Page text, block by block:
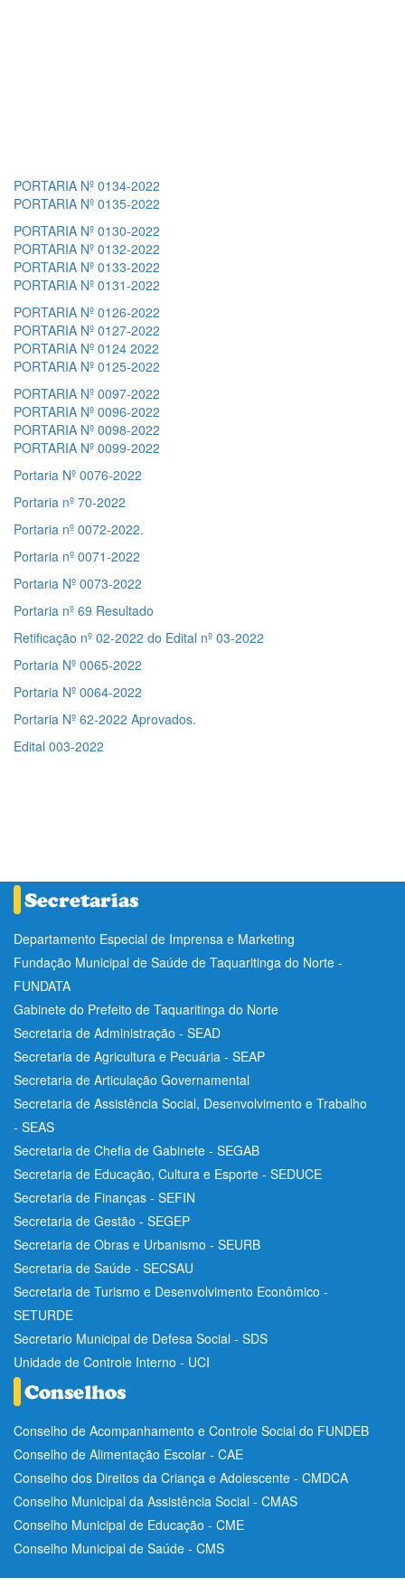
PORTARIA Nº 0134-2022
PORTARIA Nº 0135-2022
PORTARIA Nº 0130-2022
PORTARIA Nº 0132-2022
PORTARIA Nº 0133-2022
PORTARIA Nº 0131-2022
PORTARIA Nº 0126-2022
PORTARIA Nº 0127-2022
PORTARIA Nº 0124 2022
PORTARIA Nº 0125-2022
PORTARIA Nº 0097-2022
PORTARIA Nº 0096-2022
PORTARIA Nº 0098-2022
PORTARIA Nº 0099-2022
Portaria Nº 0076-2022
Portaria nº 70-2022
Portaria nº 0072-2022.
Portaria nº 0071-2022
Portaria Nº 0073-2022
Portaria nº 69 Resultado
Retificação nº 02-2022 do Edital nº 03-2022
Portaria Nº 0065-2022
Portaria Nº 0064-2022
Portaria Nº 62-2022 Aprovados.
Edital 003-2022
Departamento Especial de Imprensa e Marketing
Fundação Municipal de Saúde de Taquaritinga do Norte -
FUNDATA
Gabinete do Prefeito de Taquaritinga do Norte
Secretaria de Administração - SEAD
Secretaria de Agricultura e Pecuária - SEAP
Secretaria de Articulação Governamental
Secretaria de Assistência Social, Desenvolvimento e Trabalho
- SEAS
Secretaria de Chefia de Gabinete - SEGAB
Secretaria de Educação, Cultura e Esporte - SEDUCE
Secretaria de Finanças - SEFIN
Secretaria de Gestão - SEGEP
Secretaria de Obras e Urbanismo - SEURB
Secretaria de Saúde - SECSAU
Secretaria de Turismo e Desenvolvimento Econômico -
SETURDE
Secretario Municipal de Defesa Social - SDS
Unidade de Controle Interno - UCI
Conselho de Acompanhamento e Controle Social do FUNDEB
Conselho de Alimentação Escolar - CAE
Conselho dos Direitos da Criança e Adolescente - CMDCA
Conselho Municipal da Assistência Social - CMAS
Conselho Municipal de Educação - CME
Conselho Municipal de Saúde - CMS